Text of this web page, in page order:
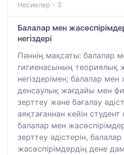
Несиелер - 3
Балалар мен
негіздері
Пәннің мақсаты: балалар
гигиенасының теориялық
негіздерімен; балалар мен
денсаулық жағдайы мен
зерттеу және бағалау
аяқтағаннан кейін
балалар мен
зерттеу әдістерін,
жасөспірімдердің дене